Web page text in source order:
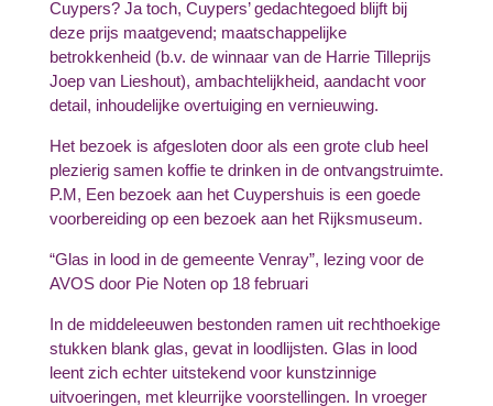
Cuypers? Ja toch, Cuypers’ gedachtegoed blijft bij
deze prijs maatgevend; maatschappelijke
betrokkenheid (b.v. de winnaar van de Harrie Tilleprijs
Joep van Lieshout), ambachtelijkheid, aandacht voor
detail, inhoudelijke overtuiging en vernieuwing.
Het bezoek is afgesloten door als een grote club heel
plezierig samen koffie te drinken in de ontvangstruimte.
P.M, Een bezoek aan het Cuypershuis is een goede
voorbereiding op een bezoek aan het Rijksmuseum.
“Glas in lood in de gemeente Venray”, lezing voor de
AVOS door Pie Noten op 18 februari
In de middeleeuwen bestonden ramen uit rechthoekige
stukken blank glas, gevat in loodlijsten. Glas in lood
leent zich echter uitstekend voor kunstzinnige
uitvoeringen, met kleurrijke voorstellingen. In vroeger